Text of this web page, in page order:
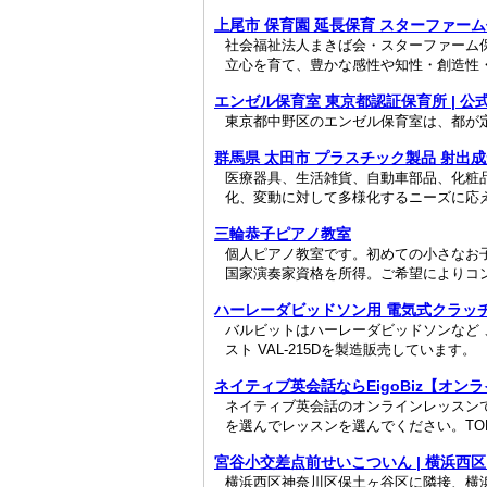
上尾市 保育園 延長保育 スターファー
社会福祉法人まきば会・スターファー
立心を育て、豊かな感性や知性・創造性
エンゼル保育室 東京都認証保育所 | 公
東京都中野区のエンゼル保育室は、都
群馬県 太田市 プラスチック製品 射出
医療器具、生活雑貨、自動車部品、化
化、変動に対して多様化するニーズに
三輪恭子ピアノ教室
個人ピアノ教室です。初めての小さな
国家演奏家資格を所得。ご希望により
ハーレーダビッドソン用 電気式クラッ
バルビットはハーレーダビッドソンな
スト VAL-215Dを製造販売しています。
ネイティブ英会話ならEigoBiz【オン
ネイティブ英会話のオンラインレッス
を選んでレッスンを選んでください。
宮谷小交差点前せいこついん | 横浜西
横浜西区神奈川区保土ヶ谷区に隣接、